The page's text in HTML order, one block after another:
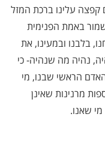
קפצה עלינו ברכת המזל
באמת הפנימית
בלבנו ובמעינו, את
נהיה מה שנהיה- כי
הראשי שבנו, מי
מרנינות שאינן
שאנו.